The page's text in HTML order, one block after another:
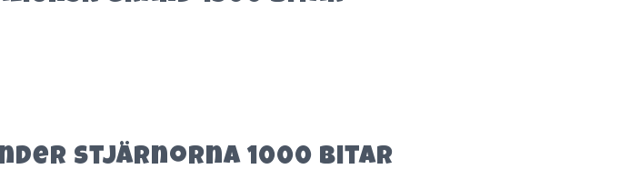
Stjärnorna 1000 bitar